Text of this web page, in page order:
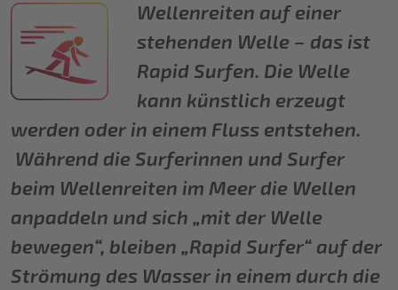
Wellenreiten auf einer
stehenden Welle – das ist
Rapid Surfen. Die Welle
kann künstlich erzeugt
werden oder in einem Fluss entstehen.
Während die Surferinnen und Surfer
beim Wellenreiten im Meer die Wellen
anpaddeln und sich „mit der Welle
bewegen“, bleiben „Rapid Surfer“ auf der
Strömung des Wasser in einem durch die